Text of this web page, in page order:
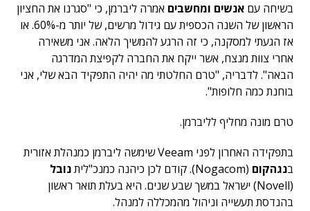
בשיחה עם אנשים ומחשבים אמרה ליברמן, כי "סגרנו את החציון
הראשון של השנה הכספית עם גידול מרשים, של יותר מ-60%. או
אז הגעתי למסקנה, כי זה הרגע להמשיך הלאה. אני משאירה
אחרי צוות מנצח, אשר ייקח את החברה לקפיצת המדרגה
הבאה". לדבריה, "טרם החלטתי מה יהיה התפקיד הבא שלי, אני
בוחנת כמה חלופות".
טרם מונה מחליף לליברמן.
בתפקידה האחרון לפני Veeam שימשה ליברמן כמנהלת אזורית
בנגהקום (Nogacom). קודם לכן כיהנה כמנכ"לית
נובל
(Novell) ישראל במשך שבע שנים. היא בעלת תואר ראשון
בהנדסת תעשייה וניהול מהמכללה למנהל.